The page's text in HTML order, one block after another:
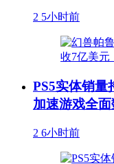
2 5小时前
PS5实体销量
加速游戏全
2 6小时前